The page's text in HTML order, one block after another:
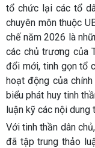
tổ chức lại các tổ
chuyên môn thuộc
chế năm 2026 là
các chủ trương của
đổi mới, tinh gọn tổ
hoạt động của
biểu phát huy tinh
luận kỹ các nội dung
Với tinh thần dân
đã tập trung thảo